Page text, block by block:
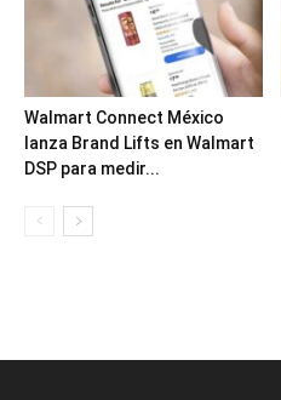
Walmart Connect México
lanza Brand Lifts en Walmart
DSP para medir...